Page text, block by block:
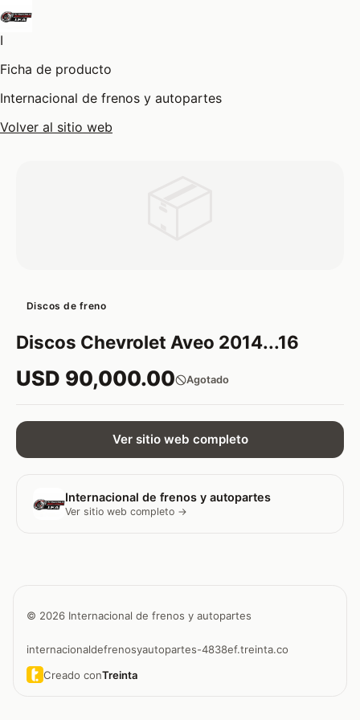
I
Ficha de producto
Internacional de frenos y autopartes
Volver al sitio web
Discos de freno
Discos Chevrolet Aveo 2014...16
USD 90,000.00 Agotado
Ver sitio web completo
Internacional de frenos y autopartes
Ver sitio web completo →
© 2026 Internacional de frenos y autopartes
internacionaldefrenosyautopartes-4838ef.treinta.co
Creado conTreinta